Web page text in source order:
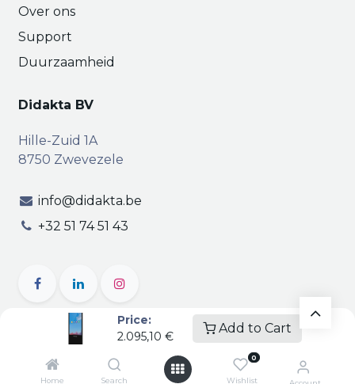
Price:
2.095,10 €
Add to Cart
Home Search
0
Wishlist
Over ons
Support
Duurzaamheid
Didakta BV
Hille-Zuid 1A
8750 Zwevezele
info@didakta.be
+32 51 74 51 43
Vertrouwelijkheid
Algemene voorwaarden | BTW BE 0471.695.162